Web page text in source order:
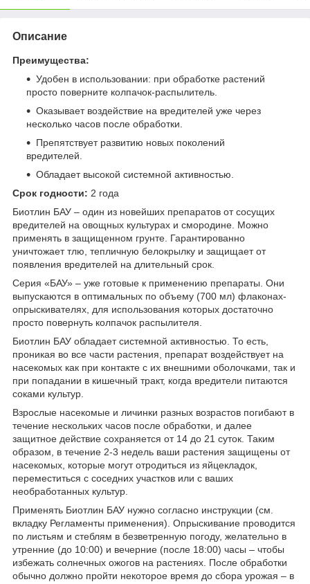
Описание
Преимущества:
Удобен в использовании: при обработке растений
просто поверните колпачок-распылитель.
Оказывает воздействие на вредителей уже через
несколько часов после обработки.
Препятствует развитию новых поколений
вредителей.
Обладает высокой системной активностью.
Срок годности: 2 года
Биотлин БАУ – один из новейших препаратов от сосущих
вредителей на овощных культурах и смородине. Можно
применять в защищенном грунте. Гарантированно
уничтожает тлю, тепличную белокрылку и защищает от
появления вредителей на длительный срок.
Серия «БАУ» – уже готовые к применению препараты. Они
выпускаются в оптимальных по объему (700 мл) флаконах-
опрыскивателях, для использования которых достаточно
просто повернуть колпачок распылителя.
Биотлин БАУ обладает системной активностью. То есть,
проникая во все части растения, препарат воздействует на
насекомых как при контакте с их внешними оболочками, так и
при попадании в кишечный тракт, когда вредители питаются
соками культур.
Взрослые насекомые и личинки разных возрастов погибают в
течение нескольких часов после обработки, и далее
защитное действие сохраняется от 14 до 21 суток. Таким
образом, в течение 2-3 недель ваши растения защищены от
насекомых, которые могут отродиться из яйцекладок,
переместиться с соседних участков или с ваших
необработанных культур.
Применять Биотлин БАУ нужно согласно инструкции (см.
вкладку Регламенты применения). Опрыскивание проводится
по листьям и стеблям в безветренную погоду, желательно в
утренние (до 10:00) и вечерние (после 18:00) часы – чтобы
избежать солнечных ожогов на растениях. После обработки
обычно должно пройти некоторое время до сбора урожая – в